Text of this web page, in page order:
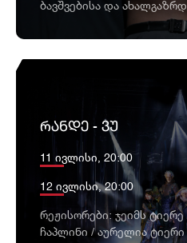
ბავშვებისა და
ᲠᲐᲜᲓᲔ - ᲕᲣ
11 ივლისი, 20:00
12 ივლისი, 20:00
რეჟისორები: ჯეიმს
ჩაპლინი / აურელია ტიერი